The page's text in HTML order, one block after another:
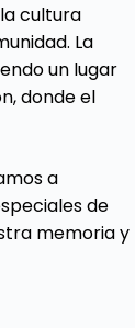
cultura
La
un lugar
donde el
a
de
memoria y